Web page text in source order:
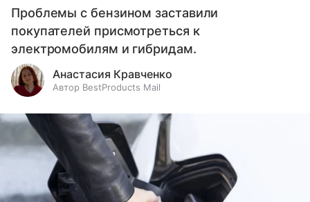
Проблемы с бензином заставили
покупателей присмотреться к
электромобилям и гибридам.
Анастасия Кравченко
Автор BestProducts Mail